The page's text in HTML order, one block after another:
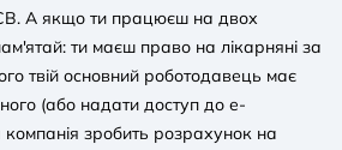
А якщо ти працюєш на двох
ти маєш право на лікарняні за
твій основний роботодавець має
(або надати доступ до е-
компанія зробить розрахунок на